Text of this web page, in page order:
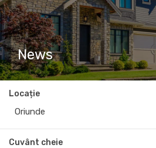
News
Locație
Oriunde
Cuvânt cheie